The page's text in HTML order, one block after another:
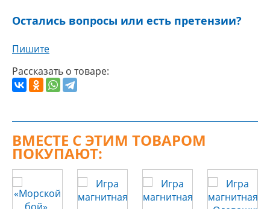
Остались вопросы или есть претензии?
Пишите
Рассказать о товаре:
ВМЕСТЕ С ЭТИМ ТОВАРОМ
ПОКУПАЮТ: